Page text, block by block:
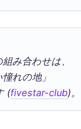
み合わせは、
れの地」
(fivestar-club)。